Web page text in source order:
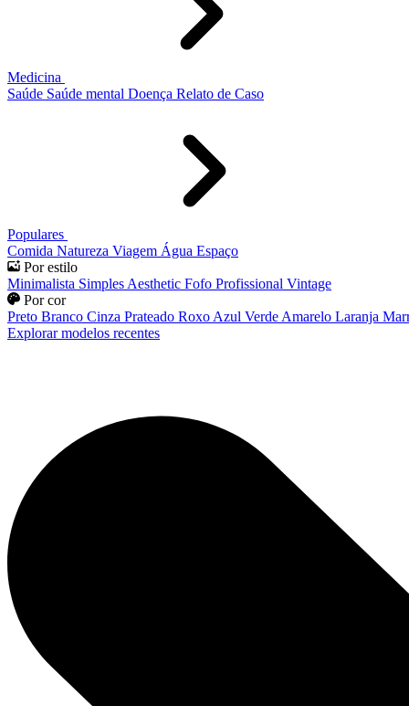
Medicina
Saúde Saúde mental Doença Relato de Caso
Populares
Comida Natureza Viagem Água Espaço
Por estilo
Minimalista Simples Aesthetic Fofo Profissional Vintage
Por cor
Preto Branco Cinza Prateado Roxo Azul Verde Amarelo Laranja
Explorar modelos recentes